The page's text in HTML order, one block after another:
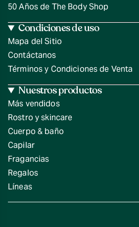
50 Años de The Body Shop
Condiciones de uso
Mapa del Sitio
Contáctanos
Términos y Condiciones de Venta
Nuestros productos
Más vendidos
Rostro y skincare
Cuerpo & baño
Capilar
Fragancias
Regalos
Líneas